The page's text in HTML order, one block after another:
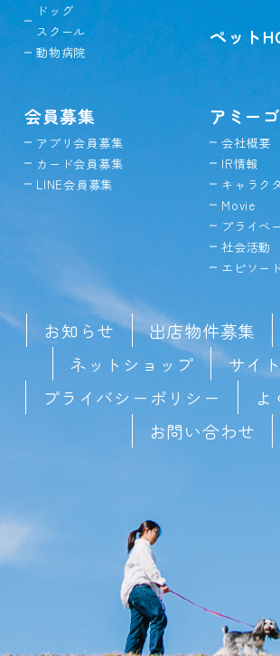
ドッグ
スクール
動物病院
ペット
会員募集
アプリ会員募集
カード会員募集
LINE会員募集
アミー
会社概要
IR情報
キャラク
Movie
プライベ
社会活動
エピソー
お知らせ 出店物件募集
ネットショップ
サイ
プライバシーポリシー
よ
お問い合わせ